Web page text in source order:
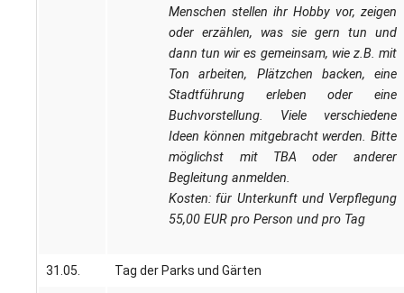
Menschen stellen ihr Hobby vor, zeigen
oder erzählen, was sie gern tun und
dann tun wir es gemeinsam, wie z.B. mit
Ton arbeiten, Plätzchen backen, eine
Stadtführung erleben oder eine
Buchvorstellung. Viele verschiedene
Ideen können mitgebracht werden. Bitte
möglichst mit TBA oder anderer
Begleitung anmelden.
Kosten: für Unterkunft und Verpflegung
55,00 EUR pro Person und pro Tag
31.05. Tag der Parks und Gärten